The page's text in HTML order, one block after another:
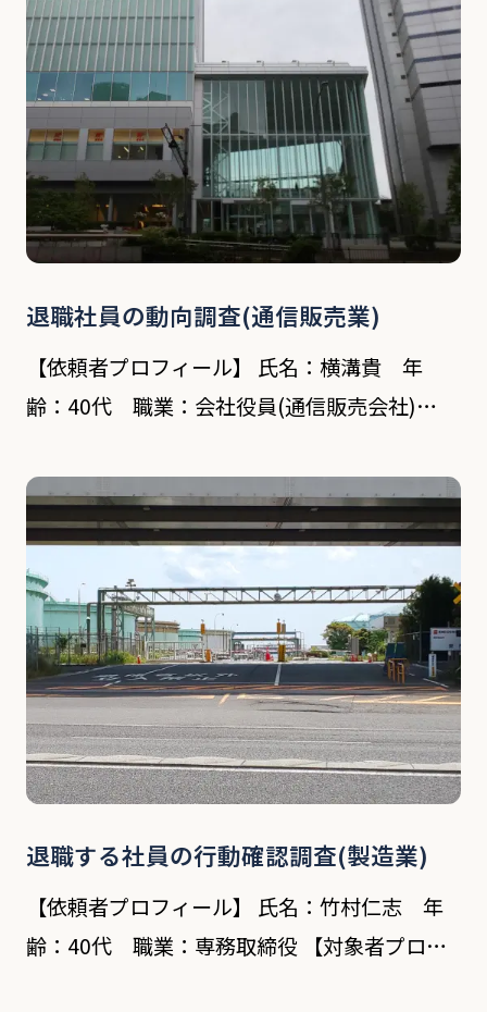
退職社員の動向調査(通信販売業)
【依頼者プロフィール】 氏名：横溝貴 年
齢：40代 職業：会社役員(通信販売会社)
齢：30代 職業：元従業員 依頼内容 依頼者は横
浜市を拠点に数営業所をかまえる通信販売業会
社役 […]
退職する社員の行動確認調査(製造業)
【依頼者プロフィール】 氏名：竹村仁志 年
齢：40代 職業：専務取締役 【対象者プロフ